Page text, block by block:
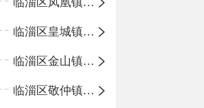
临淄区皇城镇中心学校
临淄区金山镇中心学校
临淄区敬仲镇中心学校